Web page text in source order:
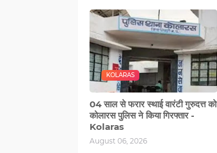
KOLARAS
04 साल से फरार स्थाई वारंटी गुरुदत्त को
कोलारस पुलिस ने किया गिरफ्तार -
Kolaras
August 06, 2026